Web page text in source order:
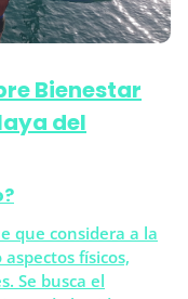
Bienestar
del
que considera a la
físicos,
Se busca el